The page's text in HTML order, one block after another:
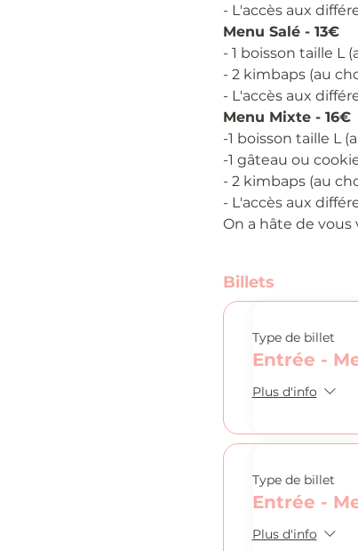
- L'accès aux
Menu Salé - 13€
- 1 boisson taille L
- 2 kimbaps (au
- L'accès aux
Menu Mixte - 16€
-1 boisson taille L
-1 gâteau ou
- 2 kimbaps (au
- L'accès aux
On a hâte de vous
Billets
Type de billet
Entrée -
Plus d'info
Type de billet
Entrée -
Plus d'info